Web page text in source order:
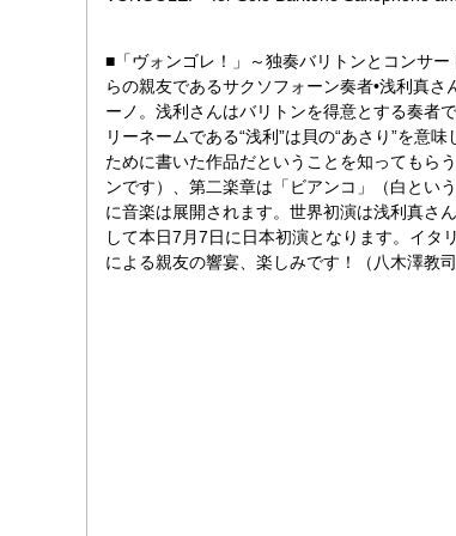
■「ヴォンゴレ！」～独奏バリトンとコンサ
らの親友であるサクソフォーン奏者•浅利真
ーノ。浅利さんはバリトンを得意とする奏者
リーネームである“浅利”は貝の“あさり”を意
ために書いた作品だということを知ってもら
ンです）、第二楽章は「ビアンコ」（白とい
に音楽は展開されます。世界初演は浅利真さ
して本日7月7日に日本初演となります。イタ
による親友の響宴、楽しみです！（八木澤教